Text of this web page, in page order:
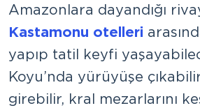
Amazonlara dayandığı
Kastamonu otelleri
yapıp tatil keyfi
Koyu’nda yürüyüşe
girebilir, kral mezarlarını